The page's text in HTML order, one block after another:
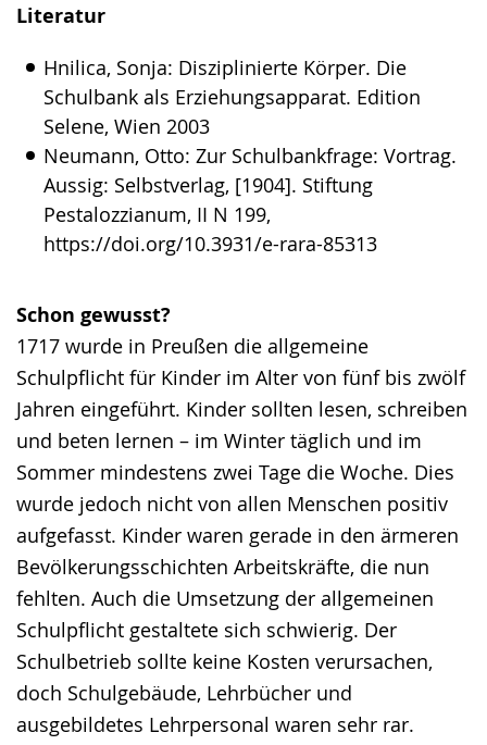
Literatur
Hnilica, Sonja: Disziplinierte Körper. Die
Schulbank als Erziehungsapparat. Edition
Selene, Wien 2003
Neumann, Otto: Zur Schulbankfrage: Vortrag.
Aussig: Selbstverlag, [1904]. Stiftung
Pestalozzianum, II N 199,
https://doi.org/10.3931/e-rara-85313
Schon gewusst?
1717 wurde in Preußen die allgemeine
Schulpflicht für Kinder im Alter von fünf bis zwölf
Jahren eingeführt. Kinder sollten lesen, schreiben
und beten lernen – im Winter täglich und im
Sommer mindestens zwei Tage die Woche. Dies
wurde jedoch nicht von allen Menschen positiv
aufgefasst. Kinder waren gerade in den ärmeren
Bevölkerungsschichten Arbeitskräfte, die nun
fehlten. Auch die Umsetzung der allgemeinen
Schulpflicht gestaltete sich schwierig. Der
Schulbetrieb sollte keine Kosten verursachen,
doch Schulgebäude, Lehrbücher und
ausgebildetes Lehrpersonal waren sehr rar.